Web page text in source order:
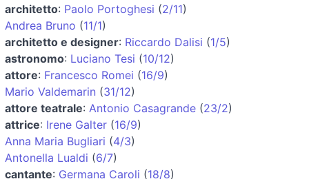
architetto: Paolo Portoghesi (2/11)
Andrea Bruno (11/1)
architetto e designer: Riccardo Dalisi (1/5)
astronomo: Luciano Tesi (10/12)
attore: Francesco Romei (16/9)
Mario Valdemarin (31/12)
attore teatrale: Antonio Casagrande (23/2)
attrice: Irene Galter (16/9)
Anna Maria Bugliari (4/3)
Antonella Lualdi (6/7)
cantante: Germana Caroli (18/8)